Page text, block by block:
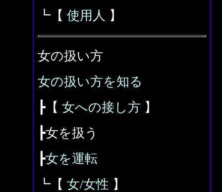
┗【 使用人 】
女の扱い方
女の扱い方を知る
┣【 女への接し方 】
┣女を扱う
┣女を運転
┗【 女/女性 】